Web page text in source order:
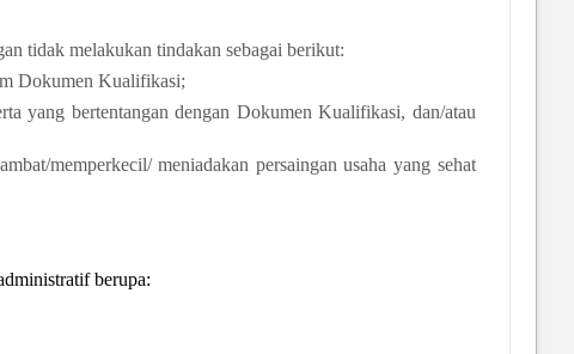
tidak melakukan tindakan sebagai berikut:
Dokumen Kualifikasi;
yang bertentangan dengan Dokumen Kualifikasi, dan/atau
memperkecil/ meniadakan persaingan usaha yang sehat
berupa: